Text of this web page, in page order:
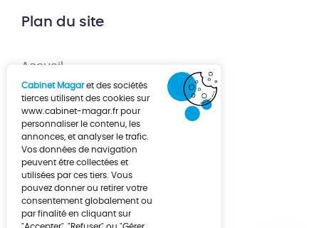
Plan du site
Accueil
Création d’entreprise
Développement d’entreprise
À propos
Actualités
Contact
Cabinet Magaret des sociétés
tierces utilisent des cookies sur
www.cabinet-magar.frpour
personnaliser le contenu, les
annonces, et analyser le trafic.
Vos données de navigation
peuvent être collectées et
utilisées par ces tiers. Vous
pouvez donner ou retirer votre
consentement globalement ou
par finalité en cliquant sur